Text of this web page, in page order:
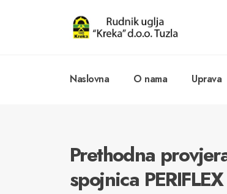
Naslovna O nama Uprava
Prethodna
spojnica